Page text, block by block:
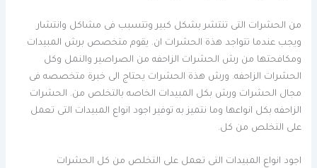
من الحشرات التى تنتشر بشكل كبير وتتسبب فى مشاكل وانتشار
ويجب عندما تتواجد هذة الحشرات ان. يقوم متخصص برش المبيدات
ومكافحتها من رش الحشرات الزاحفه من الصراصير والنمل وكل
الحشرات الزاحفه. ورش هذة الحشرات يحتاج الى خبرة متخصصه فى
مجال الحشرات ورش بكل المبيدات الخاصه بالتخلص من. الحشرات
الزاحفه بكل انواعها وما نتميز به توفير اجود انواع المبيدات التى تعمل
على التخلص من كل.
اجود انواع المبيدات التى تعمل على التخلص من كل الحشرات